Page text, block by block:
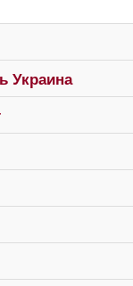
Украина